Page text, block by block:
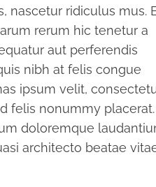
nascetur ridiculus mus.
rerum hic tenetur a
aut perferendis
nibh at felis congue
ipsum velit,
felis nonummy placerat.
doloremque
architecto beatae